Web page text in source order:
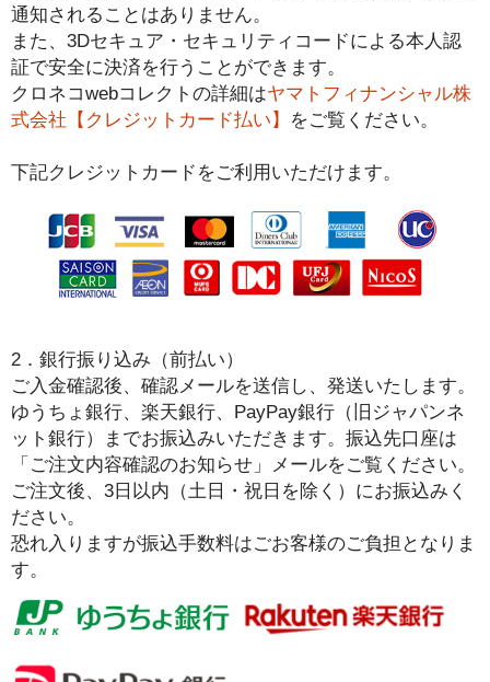
通知されることはありません。
また、3Dセキュア・セキュリティコードによる本人認
証で安全に決済を行うことができます。
クロネコwebコレクトの詳細はヤマトフィナンシャル株
式会社【クレジットカード払い】
をご覧ください。
下記クレジットカードをご利用いただけます。
2．銀行振り込み（前払い）
ご入金確認後、確認メールを送信し、発送いたします。
ゆうちょ銀行、楽天銀行、PayPay銀行（旧ジャパンネ
ット銀行）までお振込みいただきます。振込先口座は
「ご注文内容確認のお知らせ」メールをご覧ください。
ご注文後、3日以内（土日・祝日を除く）にお振込みく
ださい。
恐れ入りますが振込手数料はごお客様のご負担となりま
す。